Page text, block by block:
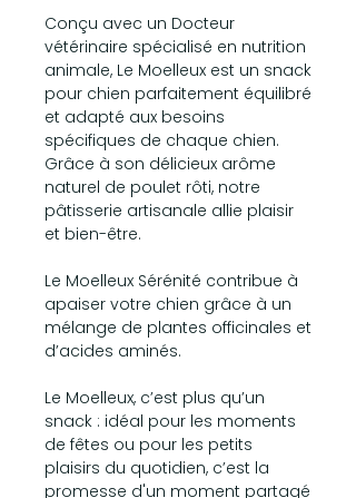
Conçu avec un Docteur
vétérinaire spécialisé en nutrition
animale, Le Moelleux est un snack
pour chien parfaitement équilibré
et adapté aux besoins
spécifiques de chaque chien.
Grâce à son délicieux arôme
naturel de poulet rôti, notre
pâtisserie artisanale allie plaisir
et bien-être.
Le Moelleux Sérénité contribue à
apaiser votre chien grâce à un
mélange de plantes officinales et
d’acides aminés.
Le Moelleux, c’est plus qu’un
snack : idéal pour les moments
de fêtes ou pour les petits
plaisirs du quotidien, c’est la
promesse d'un moment partagé